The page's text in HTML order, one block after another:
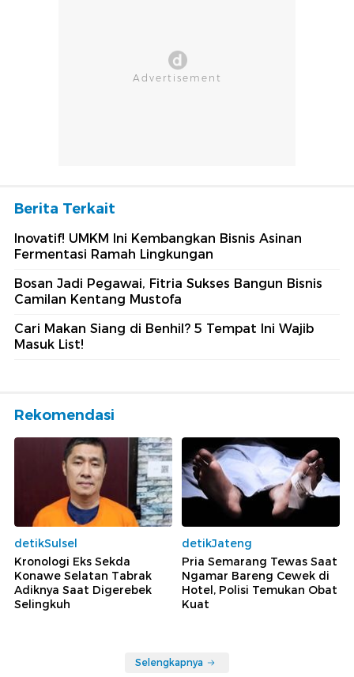
Berita Terkait
Inovatif! UMKM Ini Kembangkan Bisnis Asinan
Fermentasi Ramah Lingkungan
Bosan Jadi Pegawai, Fitria Sukses Bangun Bisnis
Camilan Kentang Mustofa
Cari Makan Siang di Benhil? 5 Tempat Ini Wajib
Masuk List!
Rekomendasi
detikSulsel
Kronologi Eks Sekda
Konawe Selatan Tabrak
Adiknya Saat Digerebek
Selingkuh
detikJateng
Pria Semarang Tewas Saat
Ngamar Bareng Cewek di
Hotel, Polisi Temukan Obat
Kuat
Selengkapnya